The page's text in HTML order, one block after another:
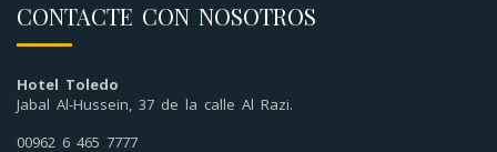
CONTACTE CON NOSOTROS
Hotel Toledo
Jabal Al-Hussein, 37 de la calle Al Razi.
00962 6 465 7777